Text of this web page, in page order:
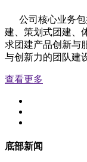
公司核心业务包
建、策划式团建、
求团建产品创新与
与创新力的团队建
查看更多
底部新闻